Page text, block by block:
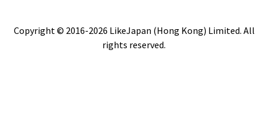
Copyright © 2016-2026 LikeJapan (Hong Kong) Limited. All
rights reserved.